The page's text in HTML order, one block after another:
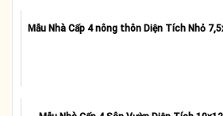
Mẫu Nhà Cấp 4 nông thôn Diện Tích Nhỏ